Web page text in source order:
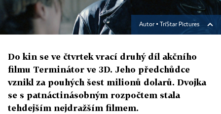
Autor ▪ TriStar Pictures
Do kin se ve čtvrtek vrací druhý díl akčního
filmu Terminátor ve 3D. Jeho předchůdce
vznikl za pouhých šest milionů dolarů. Dvojka
se s patnáctinásobným rozpočtem stala
tehdejším nejdražším filmem.